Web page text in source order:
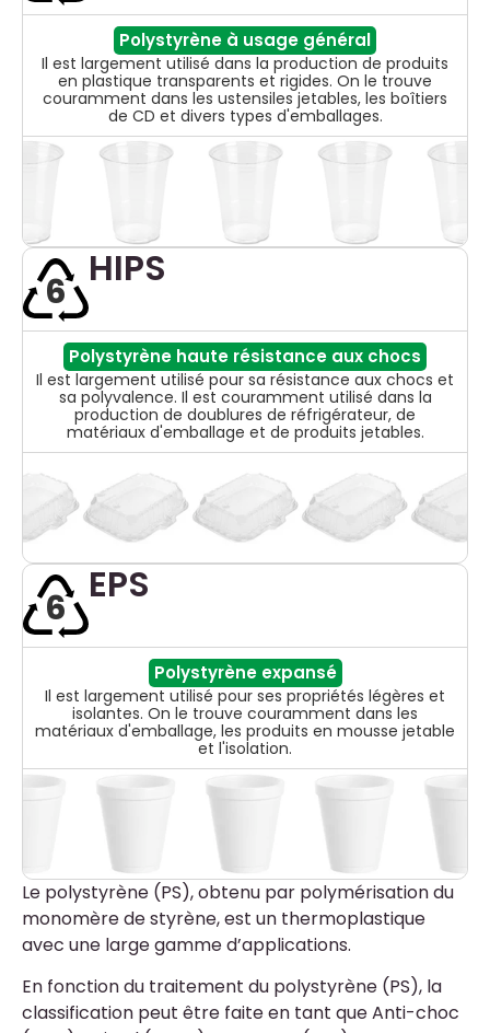
Polystyrène à usage général
Il est largement utilisé dans la production de produits
en plastique transparents et rigides. On le trouve
couramment dans les ustensiles jetables, les boîtiers
de CD et divers types d'emballages.
6 HIPS
Polystyrène haute résistance aux chocs
Il est largement utilisé pour sa résistance aux chocs et
sa polyvalence. Il est couramment utilisé dans la
production de doublures de réfrigérateur, de
matériaux d'emballage et de produits jetables.
6 EPS
Polystyrène expansé
Il est largement utilisé pour ses propriétés légères et
isolantes. On le trouve couramment dans les
matériaux d'emballage, les produits en mousse jetable
et l'isolation.
Le polystyrène (PS), obtenu par polymérisation du
monomère de styrène, est un thermoplastique
avec une large gamme d’applications.
En fonction du traitement du polystyrène (PS), la
classification peut être faite en tant que Anti-choc